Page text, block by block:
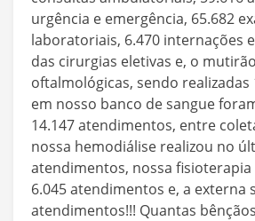
urgência e emergência, 65.682
laboratoriais, 6.470 internações
das cirurgias eletivas e, o
oftalmológicas, sendo realizadas
em nosso banco de sangue
14.147 atendimentos, entre
nossa hemodiálise realizou no
atendimentos, nossa
6.045 atendimentos e, a externa
atendimentos!!! Quantas